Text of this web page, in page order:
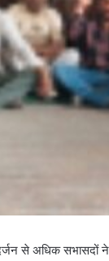
से अधिक सभासदों ने